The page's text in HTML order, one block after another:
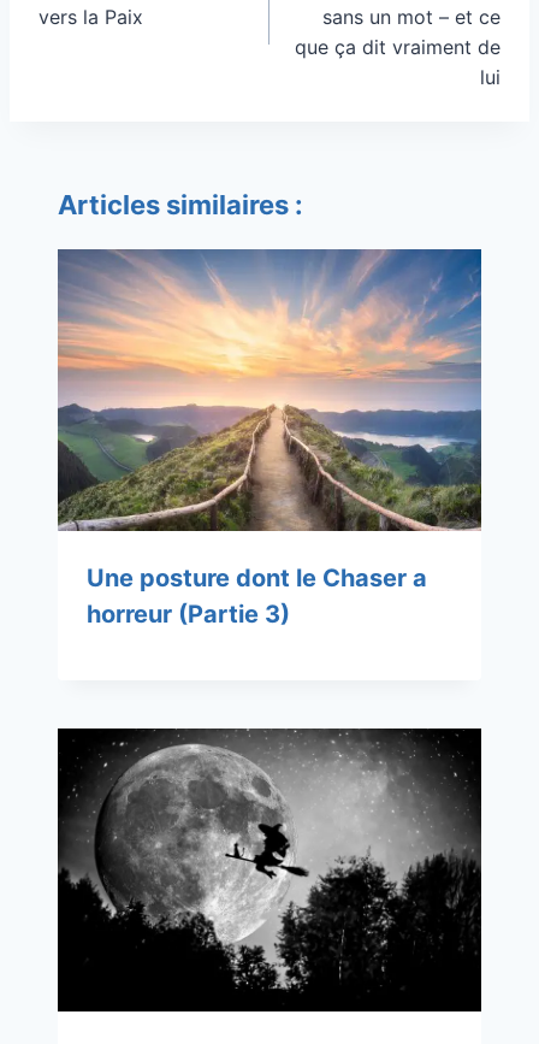
vers la Paix
sans un mot – et ce
que ça dit vraiment de
lui
Articles similaires :
Une posture dont le Chaser a
horreur (Partie 3)